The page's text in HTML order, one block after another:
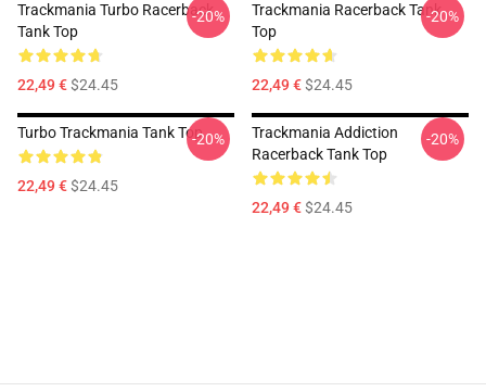
Trackmania Turbo Racerback
Tank Top
22,49 €$24.45
-20%
Trackmania Racerback Tank
Top
22,49 €$24.45
-20%
Turbo Trackmania Tank Top
22,49 €$24.45
-20%
Trackmania Addiction
Racerback Tank Top
22,49 €$24.45
-20%